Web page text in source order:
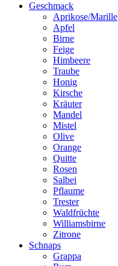
Geschmack
Aprikose/Marille
Apfel
Birne
Feige
Himbeere
Traube
Honig
Kirsche
Kräuter
Mandel
Mistel
Olive
Orange
Quitte
Rosen
Salbei
Pflaume
Trester
Waldfrüchte
Williamsbirne
Zitrone
Schnaps
Grappa